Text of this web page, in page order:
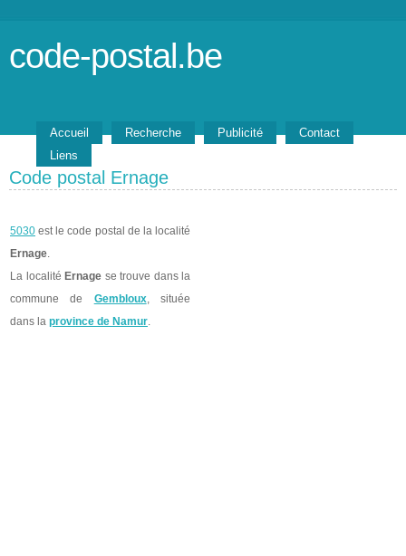
code-postal.be
Accueil Recherche Publicité
Contact
Liens
Code postal Ernage
5030 est le code postal de la localité
Ernage.
La localité Ernage se trouve dans la
commune de Gembloux, située
dans la province de Namur.